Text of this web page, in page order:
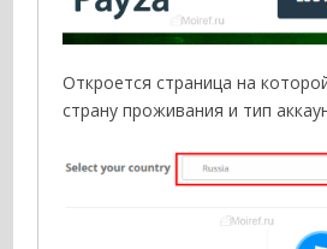
Откроется страница на
страну проживания и тип